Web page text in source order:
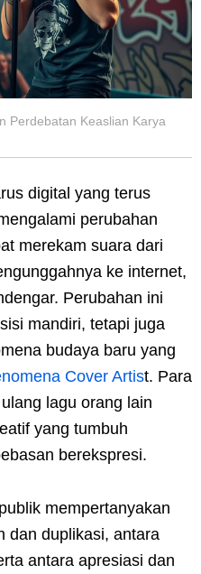
Perdebatan Keaslian Karya
digital yang terus
perubahan
merekam suara dari
ke internet,
Perubahan ini
mandiri, tetapi juga
budaya baru yang
Cover Artist. Para
lagu orang lain
yang tumbuh
berekspresi.
mempertanyakan
dan duplikasi, antara
antara apresiasi dan